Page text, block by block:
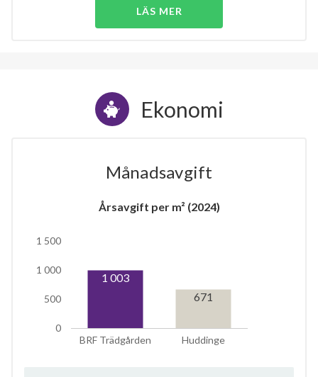
LÄS MER
Ekonomi
Månadsavgift
Årsavgift per m² (2024)
BRF Trädgården Huddinge
0
500
1 000
1 500
1 003
671